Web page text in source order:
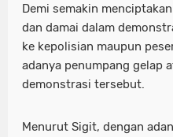
Demi semakin
dan damai dalam
ke kepolisian maupun
adanya penumpang gelap
demonstrasi tersebut.
Menurut Sigit, dengan